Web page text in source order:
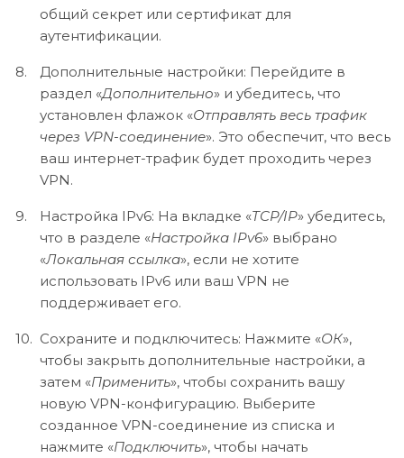
общий секрет или сертификат для
аутентификации.
Дополнительные настройки: Перейдите в
раздел «Дополнительно» и убедитесь, что
установлен флажок «Отправлять весь трафик
через VPN-соединение». Это обеспечит, что весь
ваш интернет-трафик будет проходить через
VPN.
Настройка IPv6: На вкладке «TCP/IP» убедитесь,
что в разделе «Настройка IPv6» выбрано
«Локальная ссылка», если не хотите
использовать IPv6 или ваш VPN не
поддерживает его.
Сохраните и подключитесь: Нажмите «ОК»,
чтобы закрыть дополнительные настройки, а
затем «Применить», чтобы сохранить вашу
новую VPN-конфигурацию. Выберите
созданное VPN-соединение из списка и
нажмите «Подключить», чтобы начать